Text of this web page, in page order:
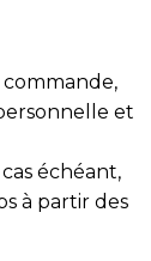
et
échéant,
à partir des